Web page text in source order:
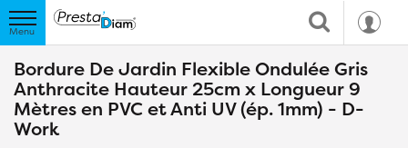
Bordure De Jardin Flexible Ondulée Gris
Anthracite Hauteur 25cm x Longueur 9
Mètres en PVC et Anti UV (ép. 1mm) - D-
Work